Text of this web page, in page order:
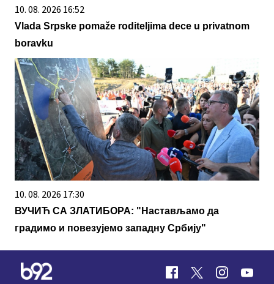
10. 08. 2026 16:52
Vlada Srpske pomaže roditeljima dece u privatnom
boravku
10. 08. 2026 17:30
ВУЧИЋ СА ЗЛАТИБОРА: "Настављамо да
градимо и повезујемо западну Србију"